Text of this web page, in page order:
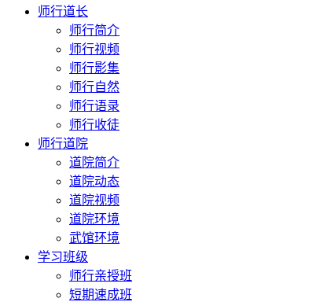
师行道长
师行简介
师行视频
师行影集
师行自然
师行语录
师行收徒
师行道院
道院简介
道院动态
道院视频
道院环境
武馆环境
学习班级
师行亲授班
短期速成班